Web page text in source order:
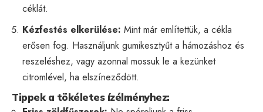
céklát.
Kézfestés elkerülése: Mint már említettük, a cékla
erősen fog. Használjunk gumikesztyűt a hámozáshoz és
reszeléshez, vagy azonnal mossuk le a kezünket
citromlével, ha elszíneződött.
Tippek a tökéletes ízélményhez: